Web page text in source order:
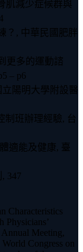
肌減少症候群與
？, 中華民國肥胖
更多的運動諮
– p6
陽明大學附設醫
制班辦理經驗, 台
適能及健康, 臺
347
Characteristics
Physicians’
Meeting,
Congress on